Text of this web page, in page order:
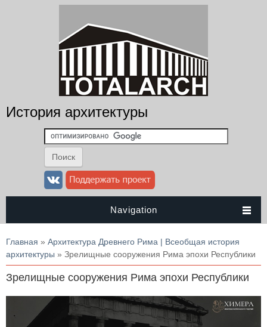
История архитектуры
Navigation
Вы здесь
Главная » Архитектура Древнего Рима | Всеобщая история
архитектуры » Зрелищные сооружения Рима эпохи Республики
Зрелищные сооружения Рима эпохи Республики